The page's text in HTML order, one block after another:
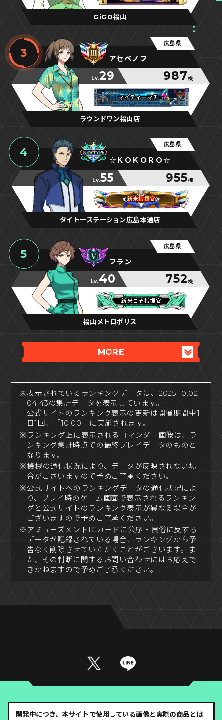
GiGO福山
3
広島県
アセベノフ
Lv.29 987機
マイティーマチュ
マイティーマチュ
マイティーマチュ
ラウンドワン福山店
4
広島県
☆ＫＯＫＯＲＯ☆
Lv.55 955機
新米指揮官
新米指揮官
新米指揮官
タイトーステーション広島本通店
5
広島県
フラン
Lv.40 752機
新米こそ指揮官
新米こそ指揮官
新米こそ指揮官
福山メトロポリス
MORE
※表示されているランキングデータは、2025.10.02
04:43の集計データを表示しています。
公式サイトのランキング表示の更新は開催期間中1
日1回、「10:00」に実施されます。
※ランキング上に表示されるコマンダー画像は、ラ
ンキング集計時点での最終プレイデータのものと
なります。
※機械の通信状況により、データが反映されない場
合がございますので予めご了承ください。
※公式サイトへのランキングデータの通信状況によ
り、プレイ時のゲーム画面で表示されるランキン
グと公式サイトのランキング表示が異なる場合が
ございますので予めご了承ください。
※アミューズメントICカードに公序・良俗に反する
データが記録されている場合、ランキングから予
告なく削除させていただくことがございます。ま
た、その判断に関するお問い合わせにはお応えで
きかねますので予めご了承ください。
開発中につき、本サイトで使用している画像と実際の商品とは